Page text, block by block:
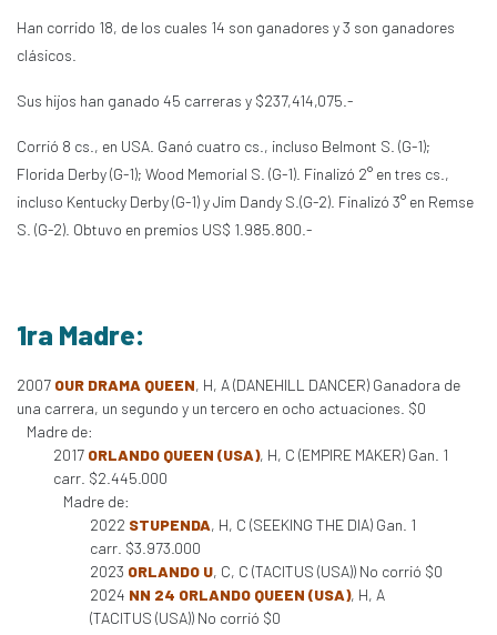
Han corrido 18, de los cuales 14 son ganadores y 3 son ganadores
clásicos.
Sus hijos han ganado 45 carreras y $237,414,075.-
Corrió 8 cs., en USA. Ganó cuatro cs., incluso Belmont S. (G-1);
Florida Derby (G-1); Wood Memorial S. (G-1). Finalizó 2° en tres cs.,
incluso Kentucky Derby (G-1) y Jim Dandy S.(G-2). Finalizó 3° en Remse
S. (G-2). Obtuvo en premios US$ 1.985.800.-
1ra Madre:
2007 OUR DRAMA QUEEN, H, A (DANEHILL DANCER) Ganadora de
una carrera, un segundo y un tercero en ocho actuaciones. $0
Madre de:
2017 ORLANDO QUEEN (USA), H, C (EMPIRE MAKER) Gan. 1
carr. $2.445.000
Madre de:
2022 STUPENDA, H, C (SEEKING THE DIA) Gan. 1
carr. $3.973.000
2023 ORLANDO U, C, C (TACITUS (USA)) No corrió $0
2024 NN 24 ORLANDO QUEEN (USA), H, A
(TACITUS (USA)) No corrió $0